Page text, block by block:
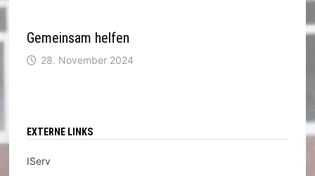
Gemeinsam helfen
28. November 2024
EXTERNE LINKS
IServ